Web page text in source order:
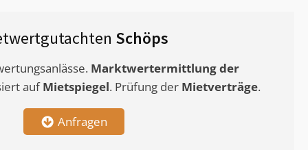
Schöps
Marktwertermittlungder
aufMietspiegel. Prüfung der Mietverträge.
Anfragen